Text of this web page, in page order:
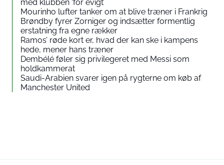
med klubben ‘for evigt’
Mourinho lufter tanker om at blive træner i Frankrig
Brøndby fyrer Zorniger og indsætter formentlig
erstatning fra egne rækker
Ramos’ røde kort er, hvad der kan ske i kampens
hede, mener hans træner
Dembélé føler sig privilegeret med Messi som
holdkammerat
Saudi-Arabien svarer igen på rygterne om køb af
Manchester United